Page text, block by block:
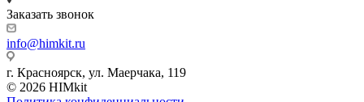
Заказать звонок
info@himkit.ru
г. Красноярск, ул. Маерчака, 119
© 2026 HIMkit